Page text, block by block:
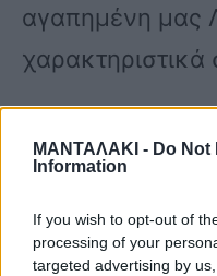
ΜΑΝΤΑΛΑΚΙ - Do Not
Information
If you wish to opt-out of
processing of your
targeted advertising by
αγαπημένη μας
Σήμερα η
που έδωσε